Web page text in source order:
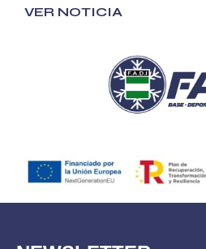
VER NOTICIA